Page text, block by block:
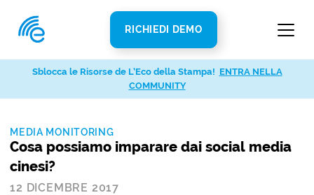
RICHIEDI DEMO
MEDIA MONITORING
Cosa possiamo imparare dai social media
cinesi?
12 DICEMBRE 2017
Sblocca le Risorse de L’Eco della Stampa! ENTRA NELLA
COMMUNITY